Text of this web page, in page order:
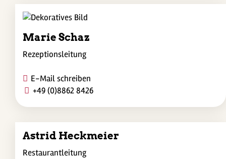
Marie Schaz
Rezeptionsleitung
E-Mail schreiben
+49 (0)8862 8426
Astrid Heckmeier
Restaurantleitung